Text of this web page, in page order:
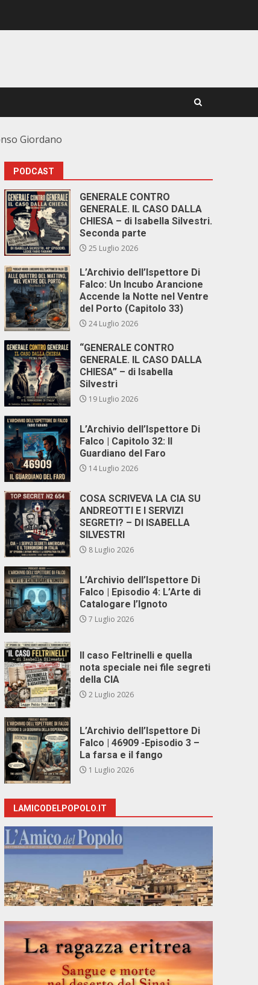
Giordano
PODCAST
GENERALE CONTRO
GENERALE. IL CASO DALLA
CHIESA – di Isabella Silvestri.
Seconda parte
25 Luglio 2026
L’Archivio dell’Ispettore Di
Falco: Un Incubo Arancione
Accende la Notte nel Ventre
del Porto (Capitolo 33)
24 Luglio 2026
“GENERALE CONTRO
GENERALE. IL CASO DALLA
CHIESA” – di Isabella
Silvestri
19 Luglio 2026
L’Archivio dell’Ispettore Di
Falco | Capitolo 32: Il
Guardiano del Faro
14 Luglio 2026
COSA SCRIVEVA LA CIA SU
ANDREOTTI E I SERVIZI
SEGRETI? – DI ISABELLA
SILVESTRI
8 Luglio 2026
L’Archivio dell’Ispettore Di
Falco | Episodio 4: L’Arte di
Catalogare l’Ignoto
7 Luglio 2026
Il caso Feltrinelli e quella
nota speciale nei file segreti
della CIA
2 Luglio 2026
L’Archivio dell’Ispettore Di
Falco | 46909 -Episodio 3 –
La farsa e il fango
1 Luglio 2026
LAMICODELPOPOLO.IT